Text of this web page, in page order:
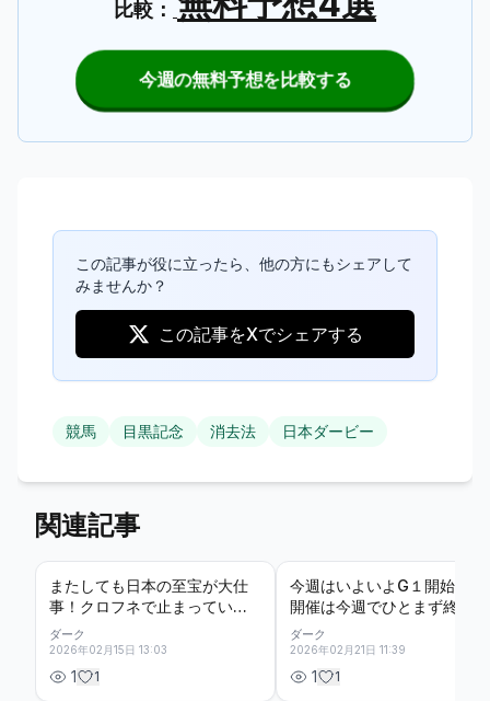
比較：
今週の無料予想を比較する
この記事が役に立ったら、他の方にもシェアして
みませんか？
この記事をXでシェアする
競馬 目黒記念 消去法 日本ダービー
関連記事
またしても日本の至宝が大仕
事！クロフネで止まっていた
ダート史上最強馬論争が一歩
進んだ！では国内では？東西
でG1馬が参戦！その事実だけ
で実際上がる！天皇賞馬が久
ダーク
2026年02月15日 13:03
1 1
今週はいよいよG１開始！東
開催は今週でひとまず終わる
が、関西では阪神がスター
ト！開幕週の短距離決戦、来
月の尾張の決戦を見据える阪
急杯と、冬の長距離重賞、年
ダーク
2026年02月21日 11:39
1 1